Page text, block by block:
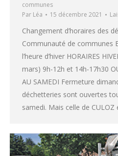
communes
Par Léa 15 décembre 2021
Changement d’horaires des
Communauté de communes
l’heure d’hiver HORAIRES
mars) 9h-12h et 14h-17h30
AU SAMEDI Fermeture
déchetteries sont ouvertes
samedi. Mais celle de